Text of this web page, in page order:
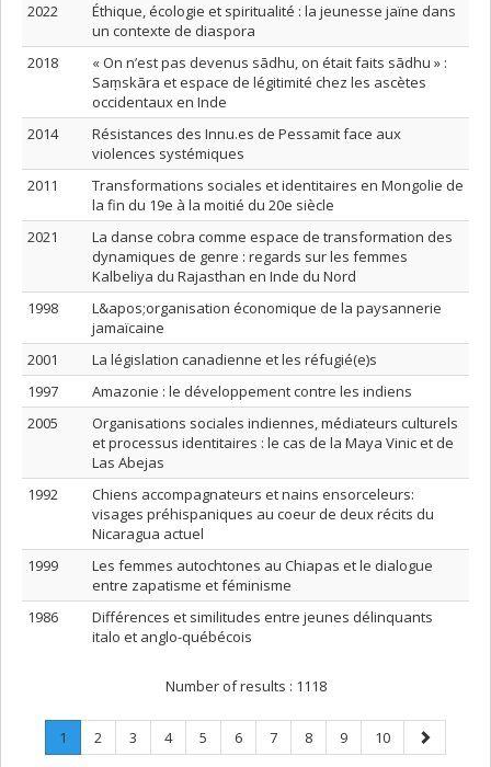
2022
Éthique, écologie et spiritualité : la jeunesse jaïne dans
un contexte de diaspora
2018
« On n’est pas devenus sādhu, on était faits sādhu » :
Saṃskāra et espace de légitimité chez les ascètes
occidentaux en Inde
2014
Résistances des Innu.es de Pessamit face aux
violences systémiques
2011
Transformations sociales et identitaires en Mongolie de
la fin du 19e à la moitié du 20e siècle
2021
La danse cobra comme espace de transformation des
dynamiques de genre : regards sur les femmes
Kalbeliya du Rajasthan en Inde du Nord
1998
L&apos;organisation économique de la paysannerie
jamaïcaine
2001
La législation canadienne et les réfugié(e)s
1997
Amazonie : le développement contre les indiens
2005
Organisations sociales indiennes, médiateurs culturels
et processus identitaires : le cas de la Maya Vinic et de
Las Abejas
1992
Chiens accompagnateurs et nains ensorceleurs:
visages préhispaniques au coeur de deux récits du
Nicaragua actuel
1999
Les femmes autochtones au Chiapas et le dialogue
entre zapatisme et féminisme
1986
Différences et similitudes entre jeunes délinquants
italo et anglo-québécois
Number of results : 1118
Page
1
Current
Page
2 Page
3 Page
4 Page
5 Page
6 Page
7 Page
8 Page
9 Page
10
Next
page